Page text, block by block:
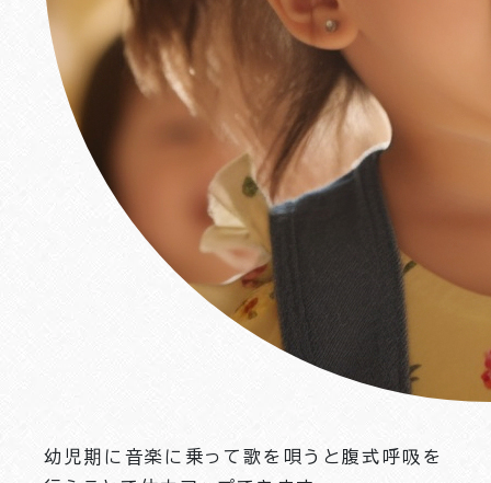
幼児期に音楽に乗って歌を唄うと腹式呼吸を